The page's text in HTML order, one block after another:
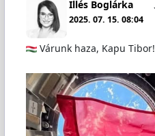
Illés Boglárka
2025. 07. 15. 08:04
Várunk haza, Kapu Tibor!